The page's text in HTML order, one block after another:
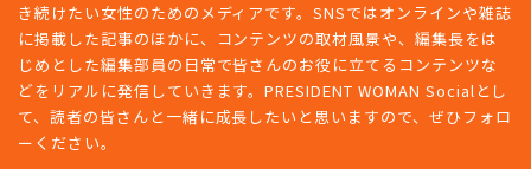
き続けたい女性のためのメディアです。SNSではオンラインや雑誌
に掲載した記事のほかに、コンテンツの取材風景や、編集長をは
じめとした編集部員の日常で皆さんのお役に立てるコンテンツな
どをリアルに発信していきます。PRESIDENT WOMAN Socialとし
て、読者の皆さんと一緒に成長したいと思いますので、ぜひフォロ
ーください。